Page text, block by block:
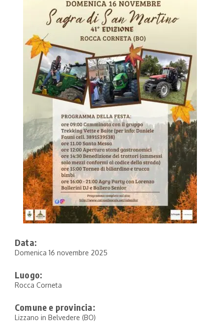
Data:
Domenica 16 novembre 2025
Luogo:
Rocca Corneta
Comune e provincia:
Lizzano in Belvedere (BO)